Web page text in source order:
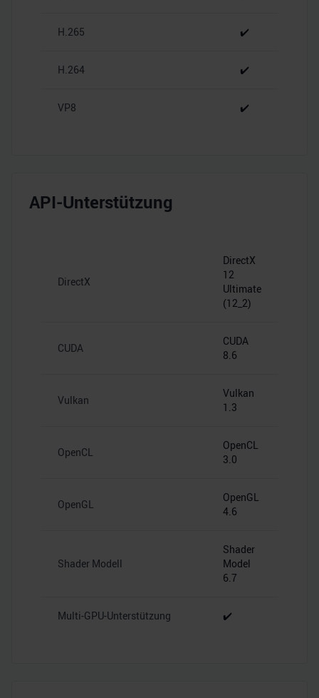
Verwendung unserer Website an unsere Partner für
Partner führen diese Informationen möglicherweise mit
haben oder die sie im Rahmen Ihrer Nutzung der Dienste
H.265 ✔️
H.264 ✔️
VP8 ✔️
API-Unterstützung
DirectX
DirectX
12
Ultimate
(12_2)
CUDA
CUDA
8.6
Vulkan
Vulkan
1.3
OpenCL
OpenCL
3.0
OpenGL
OpenGL
4.6
Shader Modell
Shader
Model
6.7
Multi-GPU-Unterstützung ✔️